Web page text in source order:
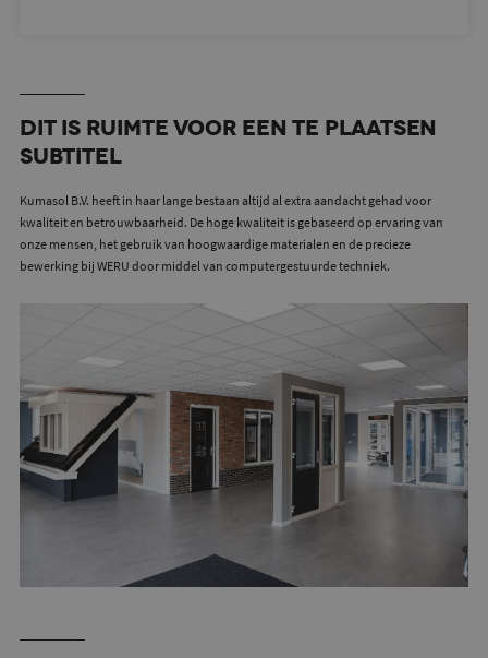
Dit is ruimte voor een te plaatsen
subtitel
Kumasol B.V. heeft in haar lange bestaan altijd al extra aandacht gehad voor
kwaliteit en betrouwbaarheid. De hoge kwaliteit is gebaseerd op ervaring van
onze mensen, het gebruik van hoogwaardige materialen en de precieze
bewerking bij WERU door middel van computergestuurde techniek.